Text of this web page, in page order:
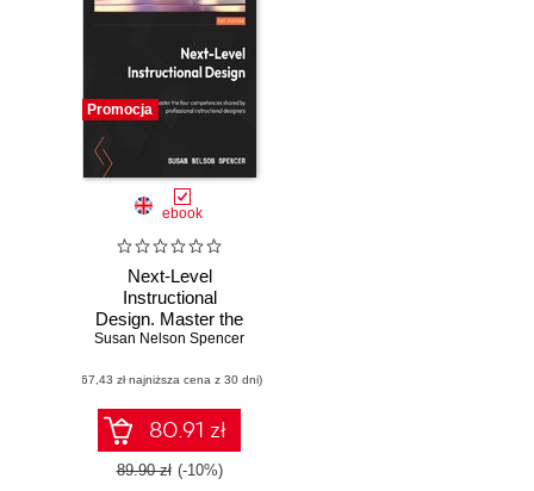
Promocja
ebook
Next-Level
Instructional
Design. Master the
four competencies
professional
instructional
designers
Susan Nelson Spencer
(67,43 zł najniższa cena z 30 dni)
80.91 zł
89.90 zł (-10%)